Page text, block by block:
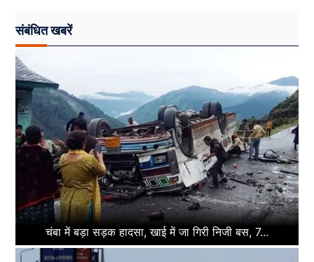
संबंधित खबरें
चंबा में बड़ा सड़क हादसा, खाई में जा गिरी निजी बस, 7...